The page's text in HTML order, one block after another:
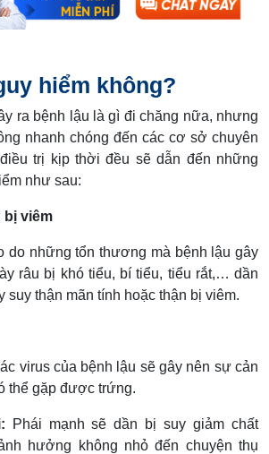
hiểm không?
ra bệnh lậu là gì đi chăng nữa, nhưng
nhanh chóng đến các cơ sở chuyên
trị kịp thời đều sẽ dẫn đến những
như sau:
viêm
do những tổn thương mà bệnh lậu gây
râu bị khó tiểu, bí tiểu, tiểu rắt,… dần
suy thận mãn tính hoặc thận bị viêm.
virus của bệnh lậu sẽ gây nên sự cản
thể gặp được trứng.
Phái mạnh sẽ dần bị suy giảm chất
hưởng không nhỏ đến chuyện thụ